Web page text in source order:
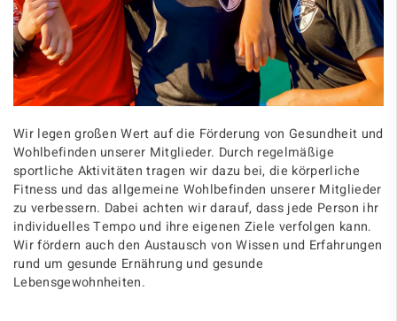
Wir legen großen Wert auf die Förderung von Gesundheit und
Wohlbefinden unserer Mitglieder. Durch regelmäßige
sportliche Aktivitäten tragen wir dazu bei, die körperliche
Fitness und das allgemeine Wohlbefinden unserer Mitglieder
zu verbessern. Dabei achten wir darauf, dass jede Person ihr
individuelles Tempo und ihre eigenen Ziele verfolgen kann.
Wir fördern auch den Austausch von Wissen und Erfahrungen
rund um gesunde Ernährung und gesunde
Lebensgewohnheiten.